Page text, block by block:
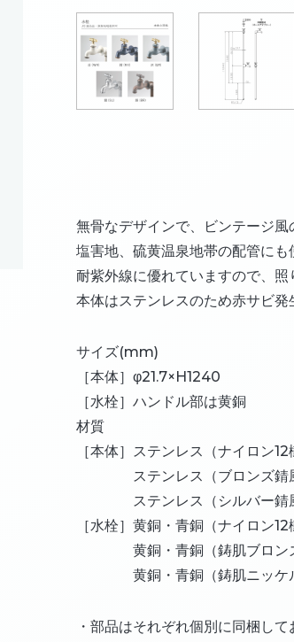
無骨なデザインで、ビンテージ風
塩害地、硫黄温泉地帯の配管にも
耐紫外線に優れていますので、照
本体はステンレスのため赤サビ発
サイズ(mm)
［本体］φ21.7×H1240
［水栓］ハンドル部は黄銅
材質
［本体］ステンレス（ナイロン12
ステンレス（ブロンズ錆風
ステンレス（シルバー錆風
［水栓］黄銅・青銅（ナイロン12
黄銅・青銅（鋳肌ブロンズ
黄銅・青銅（鋳肌ニッケル
・部品はそれぞれ個別に同梱し